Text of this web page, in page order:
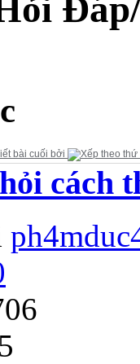
bài cuối bởi
cách